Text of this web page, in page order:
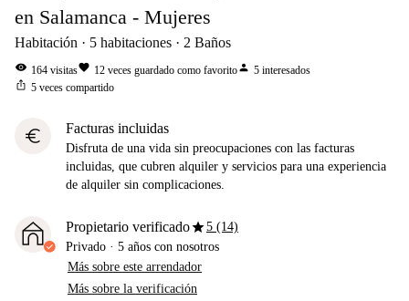
en Salamanca - Mujeres
Habitación 5 habitaciones 2 Baños
visibility 164 visitasfavorite 12 veces guardado como favoritoperson 5 interesados
ios_share 5 veces compartido
euro Facturas incluidas
Disfruta de una vida sin preocupaciones con las facturas
incluidas, que cubren alquiler y servicios para una experiencia
de alquiler sin complicaciones.
Propietario verificadostar5 (14)
Privado · 5 años con nosotros
Más sobre este arrendador
Más sobre la verificación